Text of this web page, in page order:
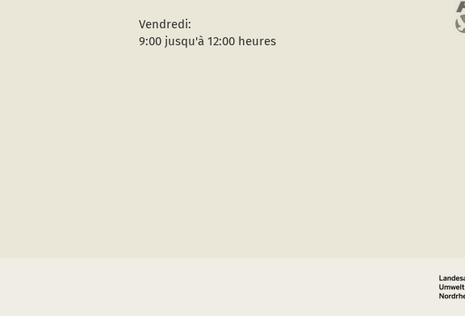
Vendredi:
9:00 jusqu'à 12:00 heures